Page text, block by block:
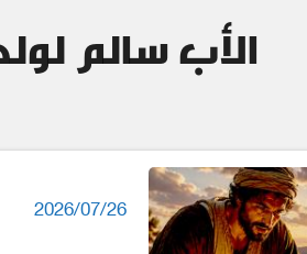
الأب سالم
2026/07/26